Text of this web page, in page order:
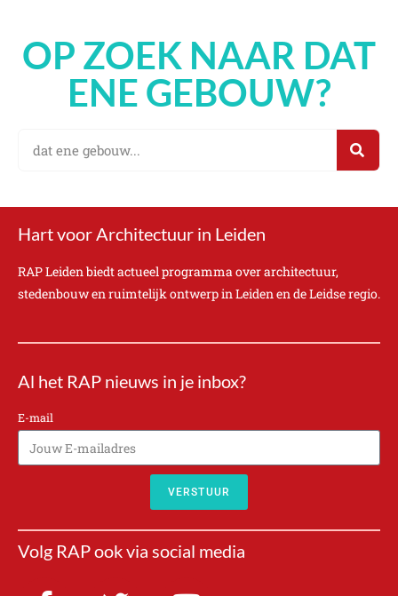
OP ZOEK NAAR DAT
ENE GEBOUW?
Hart voor Architectuur in Leiden
RAP Leiden biedt actueel programma over architectuur,
stedenbouw en ruimtelijk ontwerp in Leiden en de Leidse regio.
Al het RAP nieuws in je inbox?
E-mail
VERSTUUR
lVolg RAP ook via social media